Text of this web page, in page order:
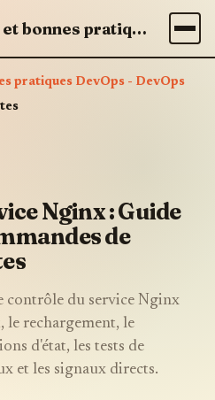
Maîtrisez les outils et bonnes pratiques DevOps - DevOps Knowledge Hub
pratiques DevOps - DevOps
Nginx : Guide
de
contrôle du service Nginx
le rechargement, le
d'état, les tests de
et les signaux directs.